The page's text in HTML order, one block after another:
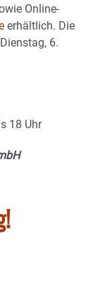
Online-
erhältlich. Die
6.
18 Uhr